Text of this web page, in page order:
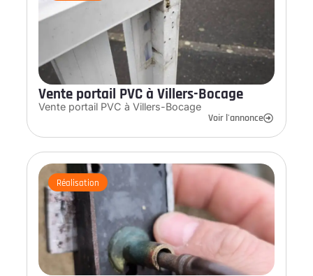
Vente portail PVC à Villers-Bocage
Vente portail PVC à Villers-Bocage
Voir l'annonce
Réalisation